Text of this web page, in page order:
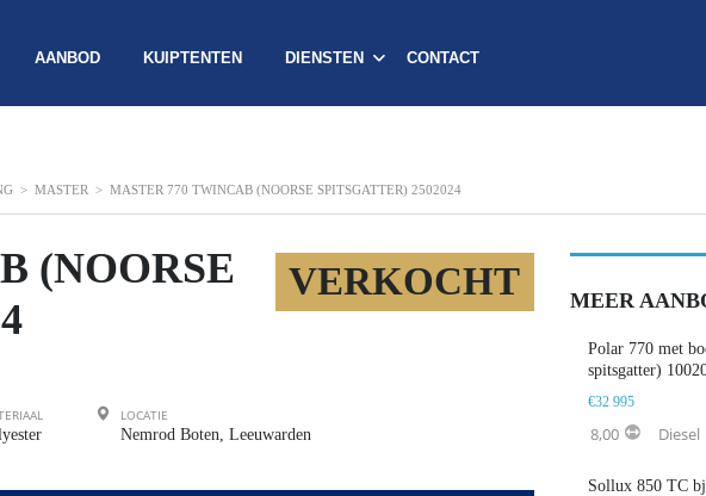
AANBOD KUIPTENTEN DIENSTEN CONTACT
> MASTER > MASTER 770 TWINCAB (NOORSE SPITSGATTER) 2502024
VERKOCHT
(NOORSE
LOCATIE
Nemrod Boten, Leeuwarden
MEER
Polar 770 met
spitsgatter)
€32 995
8,00 Diesel
Sollux 850 TC